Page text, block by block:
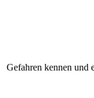
Gefahren kennen und